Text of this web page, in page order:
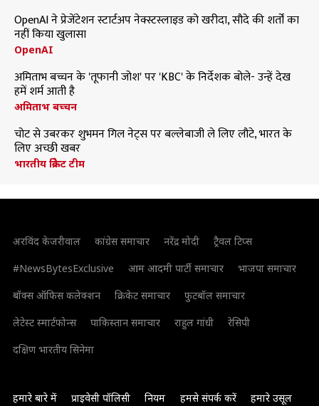
OpenAI ने प्रेजेंटेशन स्टार्टअप नेक्स्टस्लाइड को खरीदा, सौदे की शर्तों का
नहीं किया खुलासा
OpenAI
अमिताभ बच्चन के 'तूफानी जोश' पर 'KBC' के निर्देशक बोले- उन्हें देख
हमें शर्म आती है
अमिताभ बच्चन
चोट से उबरकर शुभमन गिल नेट्स पर बल्लेबाजी ले लिए लौटे, भारत के
लिए अच्छी खबर
भारतीय क्रिकेट टीम
अरविंद केजरीवाल कांग्रेस समाचार नरेंद्र मोदी
ट्रैवल टिप्स
#NewsBytesExclusive
आम आदमी पार्टी समाचार
भाजपा समाचार
बॉक्स ऑफिस कलेक्शन
क्रिकेट समाचार
फुटबॉल समाचार
लेटेस्ट स्मार्टफोन्स
पाकिस्तान समाचार राहुल गांधी
रेसिपी
दक्षिण भारतीय सिनेमा
हमारे बारे में प्राइवेसी पॉलिसी नियम हमसे संपर्क करें हमारे उसूल